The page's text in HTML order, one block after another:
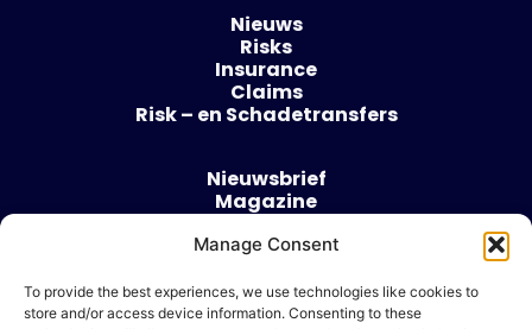
Manage Consent
To provide the best experiences, we use technologies like cookies to
store and/or access device information. Consenting to these
Nieuws
Risks
Insurance
Claims
Risk – en Schadetransfers
Nieuwsbrief
Magazine
Over